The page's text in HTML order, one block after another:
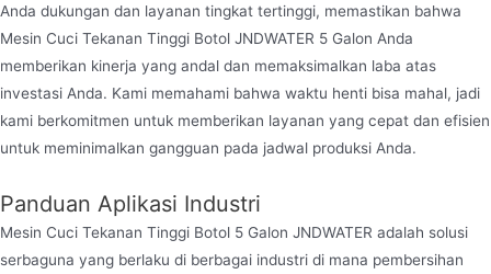
Anda dukungan dan layanan tingkat tertinggi, memastikan bahwa
Mesin Cuci Tekanan Tinggi Botol JNDWATER 5 Galon Anda
memberikan kinerja yang andal dan memaksimalkan laba atas
investasi Anda. Kami memahami bahwa waktu henti bisa mahal, jadi
kami berkomitmen untuk memberikan layanan yang cepat dan efisien
untuk meminimalkan gangguan pada jadwal produksi Anda.
Panduan Aplikasi Industri
Mesin Cuci Tekanan Tinggi Botol 5 Galon JNDWATER adalah solusi
serbaguna yang berlaku di berbagai industri di mana pembersihan